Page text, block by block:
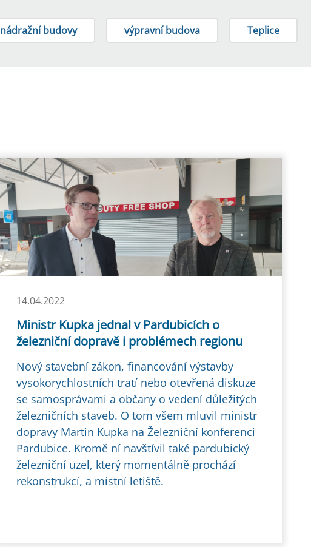
nádražní budovy výpravní budova Teplice
14.04.2022
Ministr Kupka jednal v Pardubicích o
železniční dopravě i problémech regionu
Nový stavební zákon, financování výstavby
vysokorychlostních tratí nebo otevřená diskuze
se samosprávami a občany o vedení důležitých
železničních staveb. O tom všem mluvil ministr
dopravy Martin Kupka na Železniční konferenci
Pardubice. Kromě ní navštívil také pardubický
železniční uzel, který momentálně prochází
rekonstrukcí, a místní letiště.